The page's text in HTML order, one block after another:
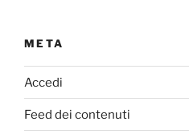
META
Accedi
Feed dei contenuti